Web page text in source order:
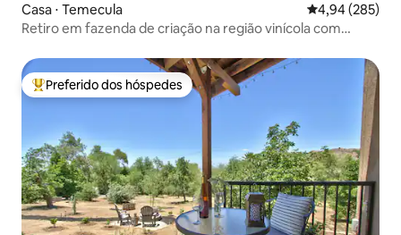
Casa ⋅ Temecula 4,94 de uma
4,94 (285)
Retiro em fazenda de criação na região vinícola com
Entre os melhores preferidos dos hóspedes
Preferido dos hóspedes